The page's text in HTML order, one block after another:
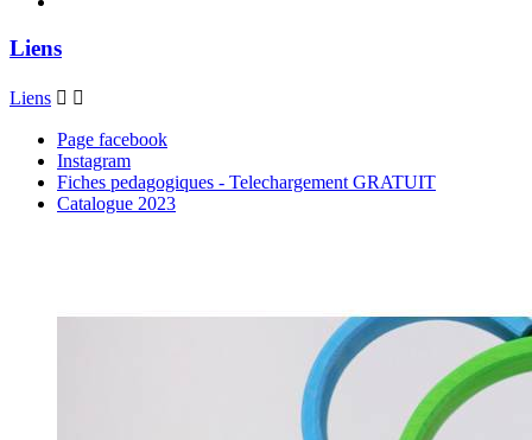
Liens
Liens  
Page facebook
Instagram
Fiches pedagogiques - Telechargement GRATUIT
Catalogue 2023